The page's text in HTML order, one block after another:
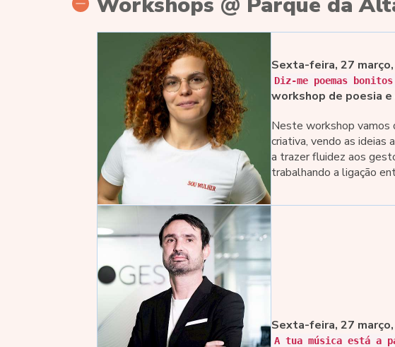
Sexta-feira, 27
Diz-me poemas
workshop de poesia
Neste workshop vamos
criativa, vendo as ideias
a trazer fluidez aos
trabalhando a ligação
Sexta-feira, 27
A tua música está a